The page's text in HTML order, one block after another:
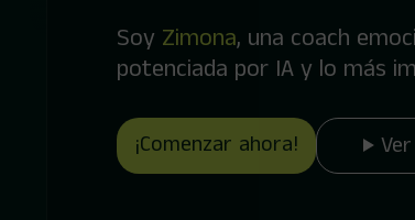
Soy Zimona, una coach
potenciada por IA y lo más
¡Comenzar ahora!